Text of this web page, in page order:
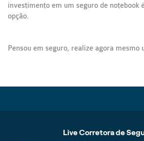
investimento em um seguro de notebook
opção.
Pensou em seguro, realize agora mesmo
Live Corretora de